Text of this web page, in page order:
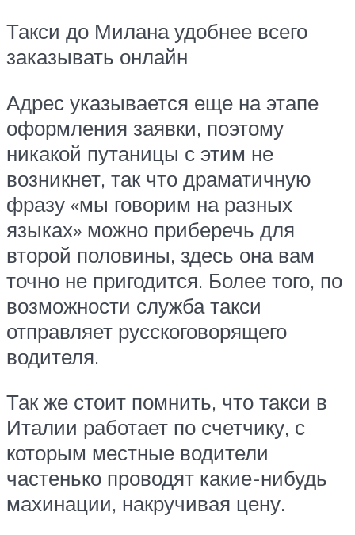
Такси до Милана удобнее всего
заказывать онлайн
Адрес указывается еще на этапе
оформления заявки, поэтому
никакой путаницы с этим не
возникнет, так что драматичную
фразу «мы говорим на разных
языках» можно приберечь для
второй половины, здесь она вам
точно не пригодится. Более того, по
возможности служба такси
отправляет русскоговорящего
водителя.
Так же стоит помнить, что такси в
Италии работает по счетчику, с
которым местные водители
частенько проводят какие-нибудь
махинации, накручивая цену.